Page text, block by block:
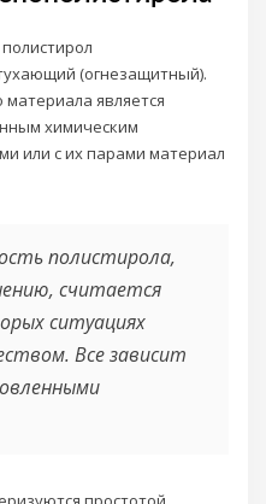
(огнезащитный).
является
химическим
или с их парами материал
полистирола,
считается
ситуациях
Все зависит